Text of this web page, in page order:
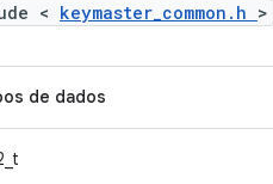
< keymaster_common.h >
de dados